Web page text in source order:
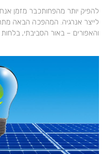
להפיק יותר מהפחותכבר מזמן
לייצר אנרגיה. המהפכה הבאה
והאפורים – באור הסביבתי, בלחות